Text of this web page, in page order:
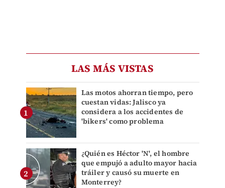
LAS MÁS VISTAS
Las motos ahorran tiempo, pero
cuestan vidas: Jalisco ya
considera a los accidentes de
'bikers' como problema
¿Quién es Héctor 'N', el hombre
que empujó a adulto mayor hacia
tráiler y causó su muerte en
Monterrey?